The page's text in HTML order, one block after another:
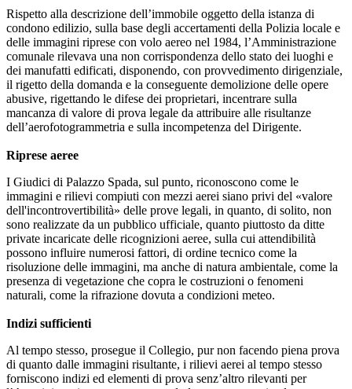
Rispetto alla descrizione dell’immobile oggetto della istanza di
condono edilizio, sulla base degli accertamenti della Polizia locale e
delle immagini riprese con volo aereo nel 1984, l’Amministrazione
comunale rilevava una non corrispondenza dello stato dei luoghi e
dei manufatti edificati, disponendo, con provvedimento dirigenziale,
il rigetto della domanda e la conseguente demolizione delle opere
abusive, rigettando le difese dei proprietari, incentrare sulla
mancanza di valore di prova legale da attribuire alle risultanze
dell’aerofotogrammetria e sulla incompetenza del Dirigente.
Riprese aeree
I Giudici di Palazzo Spada, sul punto, riconoscono come le
immagini e rilievi compiuti con mezzi aerei siano privi del «valore
dell'incontrovertibilità» delle prove legali, in quanto, di solito, non
sono realizzate da un pubblico ufficiale, quanto piuttosto da ditte
private incaricate delle ricognizioni aeree, sulla cui attendibilità
possono influire numerosi fattori, di ordine tecnico come la
risoluzione delle immagini, ma anche di natura ambientale, come la
presenza di vegetazione che copra le costruzioni o fenomeni
naturali, come la rifrazione dovuta a condizioni meteo.
Indizi sufficienti
Al tempo stesso, prosegue il Collegio, pur non facendo piena prova
di quanto dalle immagini risultante, i rilievi aerei al tempo stesso
forniscono indizi ed elementi di prova senz’altro rilevanti per